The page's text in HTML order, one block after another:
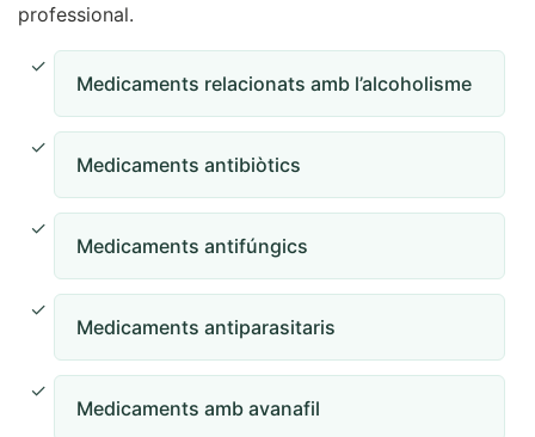
professional.
Medicaments relacionats amb l’alcoholisme
Medicaments antibiòtics
Medicaments antifúngics
Medicaments antiparasitaris
Medicaments amb avanafil